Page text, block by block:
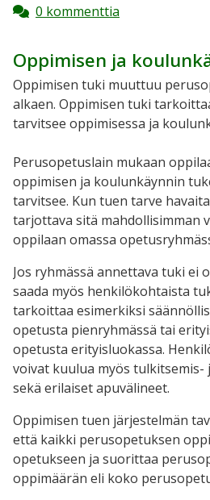
0 kommenttia
Oppimisen ja
Oppimisen tuki muuttuu
alkaen. Oppimisen tuki
tarvitsee oppimisessa ja
Perusopetuslain mukaan
oppimisen ja koulunkäynnin
tarvitsee. Kun tuen tarve
tarjottava sitä mahdollisimman
oppilaan omassa
Jos ryhmässä annettava tuki ei
saada myös henkilökohtaista
tarkoittaa esimerkiksi
opetusta pienryhmässä tai
opetusta erityisluokassa.
voivat kuulua myös tulkitsemis-
sekä erilaiset apuvälineet.
Oppimisen tuen järjestelmän
että kaikki perusopetuksen
opetukseen ja suorittaa
oppimäärän eli koko